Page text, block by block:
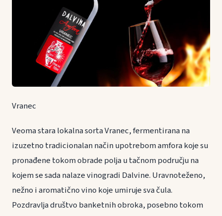
Vranec
Veoma stara lokalna sorta Vranec, fermentirana na
izuzetno tradicionalan način upotrebom amfora koje su
pronađene tokom obrade polja u tačnom području na
kojem se sada nalaze vinogradi Dalvine. Uravnoteženo,
nežno i aromatično vino koje umiruje sva čula.
Pozdravlja društvo banketnih obroka, posebno tokom